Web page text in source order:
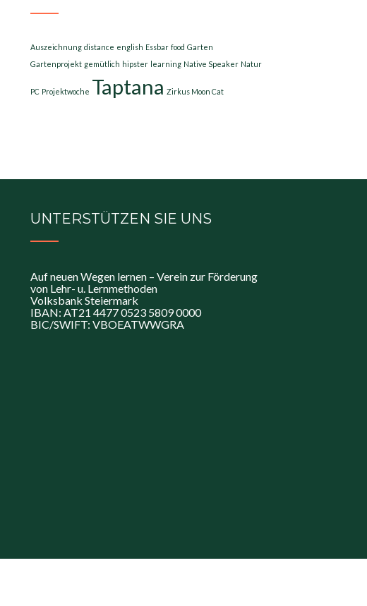
Auszeichnung distance english Essbar food Garten
Gartenprojekt gemütlich hipster learning Native Speaker Natur
PC Projektwoche Taptana Zirkus Moon Cat
UNTERSTÜTZEN SIE UNS
Auf neuen Wegen lernen – Verein zur Förderung
von Lehr- u. Lernmethoden
Volksbank Steiermark
IBAN: AT21 4477 0523 5809 0000
BIC/SWIFT: VBOEATWWGRA